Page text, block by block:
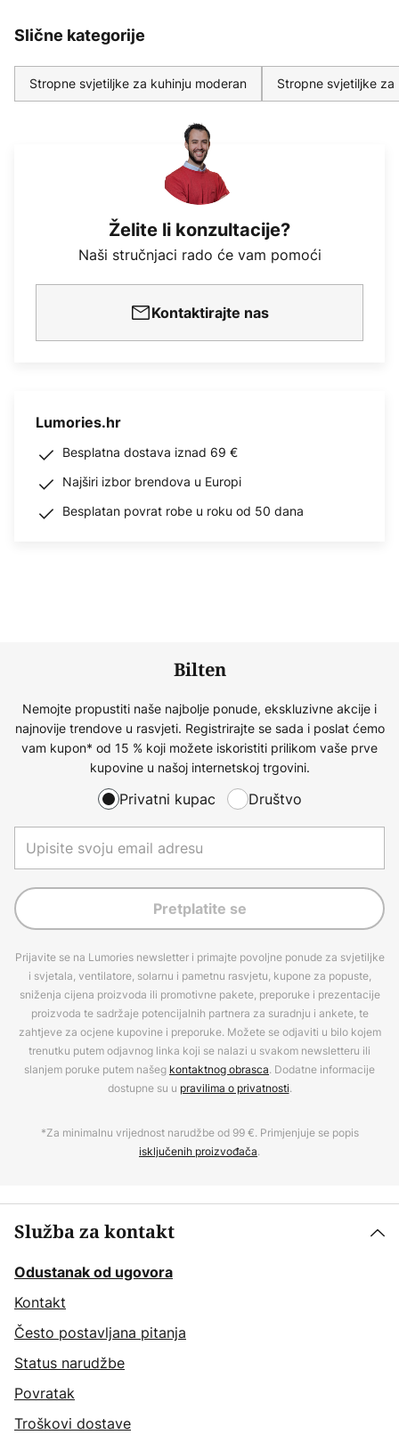
Slične kategorije
Stropne svjetiljke za kuhinju moderan Stropne svjetiljke za
Želite li konzultacije?
Naši stručnjaci rado će vam pomoći
Kontaktirajte nas
Lumories.hr
Besplatna dostava iznad 69 €
Najširi izbor brendova u Europi
Besplatan povrat robe u roku od 50 dana
Bilten
Nemojte propustiti naše najbolje ponude, ekskluzivne akcije i
najnovije trendove u rasvjeti. Registrirajte se sada i poslat ćemo
vam kupon* od 15 % koji možete iskoristiti prilikom vaše prve
kupovine u našoj internetskoj trgovini.
Privatni kupac Društvo
Pretplatite se
Prijavite se na Lumories newsletter i primajte povoljne ponude za svjetiljke
i svjetala, ventilatore, solarnu i pametnu rasvjetu, kupone za popuste,
sniženja cijena proizvoda ili promotivne pakete, preporuke i prezentacije
proizvoda te sadržaje potencijalnih partnera za suradnju i ankete, te
zahtjeve za ocjene kupovine i preporuke. Možete se odjaviti u bilo kojem
trenutku putem odjavnog linka koji se nalazi u svakom newsletteru ili
slanjem poruke putem našeg kontaktnog obrasca. Dodatne informacije
dostupne su u pravilima o privatnosti.
*Za minimalnu vrijednost narudžbe od 99 €. Primjenjuje se popis
isključenih proizvođača.
Služba za kontakt
Odustanak od ugovora
Kontakt
Često postavljana pitanja
Status narudžbe
Povratak
Troškovi dostave